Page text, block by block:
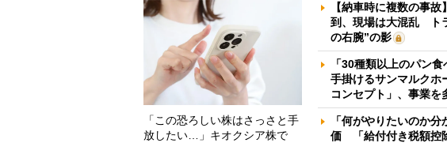
「この恐ろしい株はさっさと手
放したい…」キオクシア株で
【納車時に複数の事
到、現場は大混乱 ト
の右腕”の影
「30種類以上のパン
手掛けるサンマルク
コンセプト」、事業を
「何がやりたいのか
価 「給付付き税額控